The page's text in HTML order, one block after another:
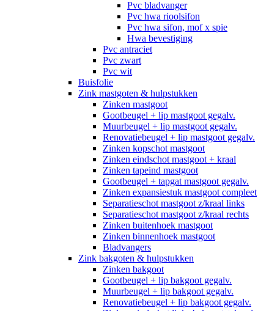
Pvc bladvanger
Pvc hwa rioolsifon
Pvc hwa sifon, mof x spie
Hwa bevestiging
Pvc antraciet
Pvc zwart
Pvc wit
Buisfolie
Zink mastgoten & hulpstukken
Zinken mastgoot
Gootbeugel + lip mastgoot gegalv.
Muurbeugel + lip mastgoot gegalv.
Renovatiebeugel + lip mastgoot gegalv.
Zinken kopschot mastgoot
Zinken eindschot mastgoot + kraal
Zinken tapeind mastgoot
Gootbeugel + tapgat mastgoot gegalv.
Zinken expansiestuk mastgoot compleet
Separatieschot mastgoot z/kraal links
Separatieschot mastgoot z/kraal rechts
Zinken buitenhoek mastgoot
Zinken binnenhoek mastgoot
Bladvangers
Zink bakgoten & hulpstukken
Zinken bakgoot
Gootbeugel + lip bakgoot gegalv.
Muurbeugel + lip bakgoot gegalv.
Renovatiebeugel + lip bakgoot gegalv.